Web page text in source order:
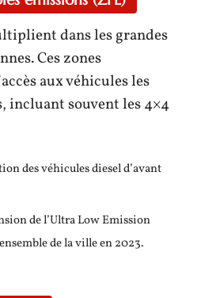
dans les grandes
Ces zones
aux véhicules les
incluant souvent les 4×4
des véhicules diesel d’avant
de l’Ultra Low Emission
de la ville en 2023.